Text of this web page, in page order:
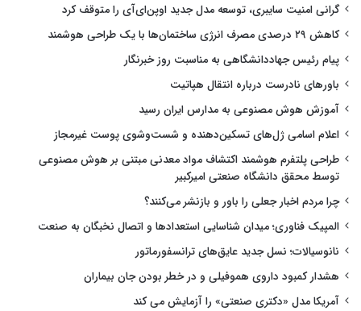
گرانی امنیت سایبری، توسعه مدل جدید اوپن‌ای‌آی را متوقف کرد
کاهش ۲۹ درصدی مصرف انرژی ساختمان‌ها با یک طراحی هوشمند
پیام رئیس جهاددانشگاهی به مناسبت روز خبرنگار
باورهای نادرست درباره انتقال هپاتیت
آموزش هوش مصنوعی به مدارس ایران رسید
اعلام اسامی ژل‌های تسکین‌دهنده و شست‌وشوی پوست غیرمجاز
طراحی پلتفرم هوشمند اکتشاف مواد معدنی مبتنی بر هوش مصنوعی
توسط محقق دانشگاه صنعتی امیرکبیر
چرا مردم اخبار جعلی را باور و بازنشر می‌کنند؟
المپیک فناوری؛ میدان شناسایی استعدادها و اتصال نخبگان به صنعت
نانوسیالات؛ نسل جدید عایق‌های ترانسفورماتور
هشدار کمبود داروی هموفیلی و در خطر بودن جان بیماران
آمریکا مدل «دکتری صنعتی» را آزمایش می کند